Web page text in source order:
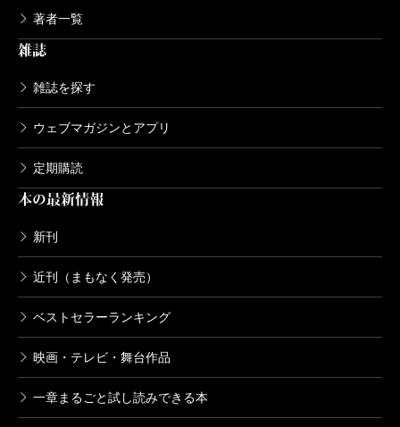
著者一覧
雑誌
雑誌を探す
ウェブマガジンとアプリ
定期購読
本の最新情報
新刊
近刊（まもなく発売）
ベストセラーランキング
映画・テレビ・舞台作品
一章まるごと試し読みできる本